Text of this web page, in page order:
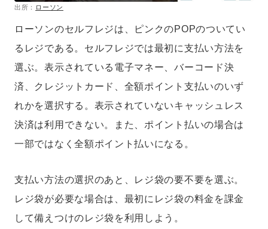
出所： ローソン
ローソンのセルフレジは、ピンクのPOPのついてい
るレジである。セルフレジでは最初に支払い方法を
選ぶ。表示されている電子マネー、バーコード決
済、クレジットカード、全額ポイント支払いのいず
れかを選択する。表示されていないキャッシュレス
決済は利用できない。また、ポイント払いの場合は
一部ではなく全額ポイント払いになる。
支払い方法の選択のあと、レジ袋の要不要を選ぶ。
レジ袋が必要な場合は、最初にレジ袋の料金を課金
して備えつけのレジ袋を利用しよう。